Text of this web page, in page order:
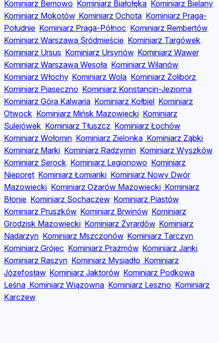
Kominiarz Bemowo, Kominiarz Białołęka, Kominiarz Bielany,
Kominiarz Mokotów, Kominiarz Ochota, Kominiarz Praga-
Południe, Kominiarz Praga-Północ, Kominiarz Rembertów,
Kominiarz Warszawa Śródmieście, Kominiarz Targówek,
Kominiarz Ursus, Kominiarz Ursynów, Kominiarz Wawer,
Kominiarz Warszawa Wesoła, Kominiarz Wilanów,
Kominiarz Włochy, Kominiarz Wola, Kominiarz Żoliborz,
Kominiarz Piaseczno, Kominiarz Konstancin-Jeziorna,
Kominiarz Góra Kalwaria, Kominiarz Kołbiel, Kominiarz
Otwock, Kominiarz Mińsk Mazowiecki, Kominiarz
Sulejówek, Kominiarz Tłuszcz, Kominiarz Łochów,
Kominiarz Wołomin, Kominiarz Zielonka, Kominiarz Ząbki,
Kominiarz Marki, Kominiarz Radzymin, Kominiarz Wyszków,
Kominiarz Serock, Kominiarz Legionowo, Kominiarz
Nieporęt, Kominiarz Łomianki, Kominiarz Nowy Dwór
Mazowiecki, Kominiarz Ożarów Mazowiecki, Kominiarz
Błonie, Kominiarz Sochaczew, Kominiarz Piastów,
Kominiarz Pruszków, Kominiarz Brwinów, Kominiarz
Grodzisk Mazowiecki, Kominiarz Żyrardów, Kominiarz
Nadarzyn, Kominiarz Mszczonów, Kominiarz Tarczyn,
Kominiarz Grójec, Kominiarz Prażmów, Kominiarz Janki,
Kominiarz Raszyn, Kominiarz Mysiadło, Kominiarz
Józefosław, Kominiarz Jaktorów, Kominiarz Podkowa
Leśna, Kominiarz Wiązowna, Kominiarz Leszno, Kominiarz
Karczew.